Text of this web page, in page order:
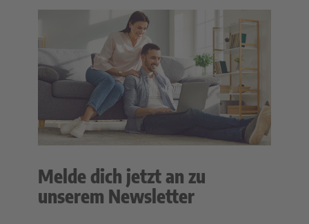
Melde dich jetzt an zu
unserem Newsletter